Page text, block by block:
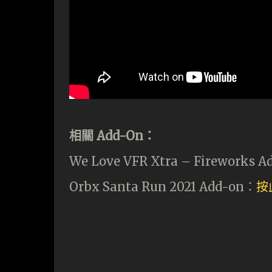
相關 Add-On：
We Love VFR Xtra – Fireworks
Orbx Santa Run 2021 Add-on： 按